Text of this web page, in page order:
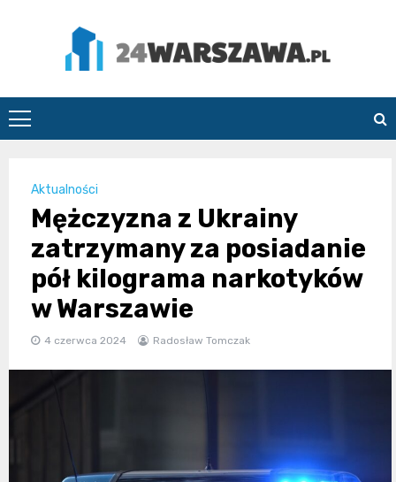
24Warszawa.pl
Aktualności
Mężczyzna z Ukrainy
zatrzymany za posiadanie
pół kilograma narkotyków
w Warszawie
4 czerwca 2024 Radosław Tomczak